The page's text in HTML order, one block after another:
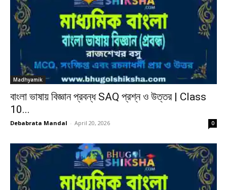
Madhyamik
বাংলা ভাষায় বিজ্ঞান প্রবন্ধ SAQ প্রশ্ন ও উত্তর | Class
10...
Debabrata Mandal - April 20, 2026 0